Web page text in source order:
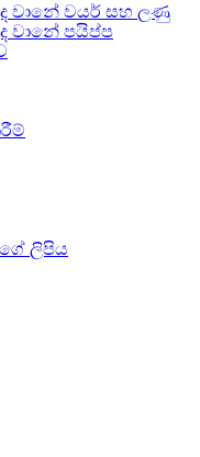
වානේ වයර් සහ ලණු
වානේ පයිප්ප
ලිපිය